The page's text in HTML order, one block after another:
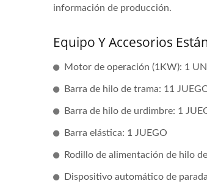
información de producción.
Equipo Y Accesorios
Motor de operación (1KW): 1
Barra de hilo de trama: 11
Barra de hilo de urdimbre: 1
Barra elástica: 1 JUEGO
Rodillo de alimentación de hilo
Dispositivo automático de
Automática De 30 Pulgadas